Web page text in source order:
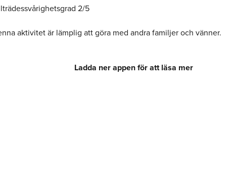
2/5
aktivitet är lämplig att göra med andra familjer och vänner.
Ladda ner appen för att läsa mer